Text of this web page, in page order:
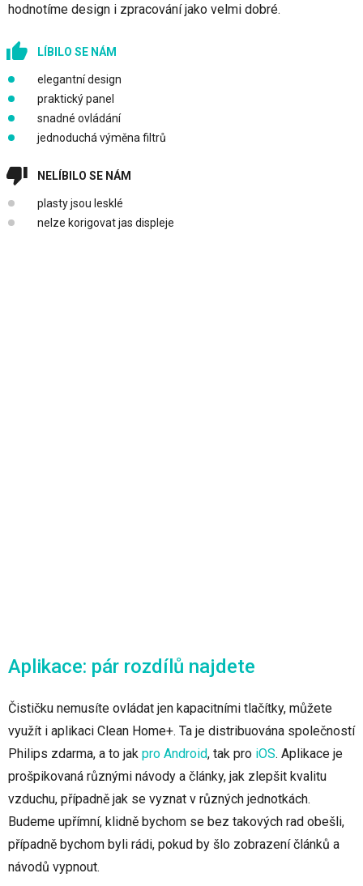
hodnotíme design i zpracování jako velmi dobré.
LÍBILO SE NÁM
elegantní design
praktický panel
snadné ovládání
jednoduchá výměna filtrů
NELÍBILO SE NÁM
plasty jsou lesklé
nelze korigovat jas displeje
Aplikace: pár rozdílů najdete
Čističku nemusíte ovládat jen kapacitními tlačítky, můžete
využít i aplikaci Clean Home+. Ta je distribuována společností
Philips zdarma, a to jak pro Android, tak pro iOS. Aplikace je
prošpikovaná různými návody a články, jak zlepšit kvalitu
vzduchu, případně jak se vyznat v různých jednotkách.
Budeme upřímní, klidně bychom se bez takových rad obešli,
případně bychom byli rádi, pokud by šlo zobrazení článků a
návodů vypnout.